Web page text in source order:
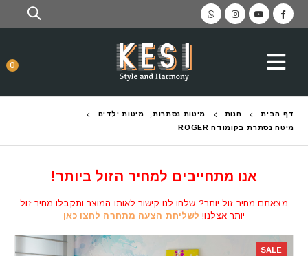
0
דף הבית חנות מיטות נסתרות,
מיטות ילדים
מיטה נסתרת בקומודה ROGER
אנו מתחייבים למחיר הזול ביותר!
מצאתם מחיר זול יותר? שלחו לנו קישור לאותו המוצר ותקבלו מחיר זול
יותר אצלנו! לשליחת הצעה מתחרה לחצו כאן
SALE